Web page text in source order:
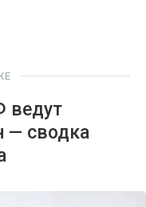
ведут
— сводка